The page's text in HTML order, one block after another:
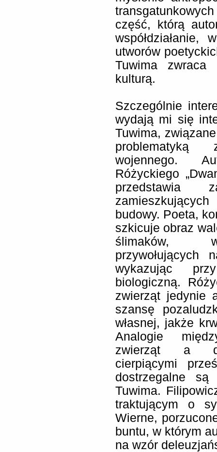
część, którą
współdziałanie,
utworów
Tuwima
kulturą.
Szczególnie
wydają mi się
Tuwima,
problematyką
wojennego.
Różyckiego
przedstawia
budowy. Poeta,
szkicuje obraz
ślimaków,
przywołujących
wykazując
biologiczną.
zwierząt jedynie
szansę
własnej, jakże
Analogie
zwierząt a
cierpiącymi
dostrzegalne
Tuwima.
traktującym o
Wierne,
buntu, w którym
na wzór